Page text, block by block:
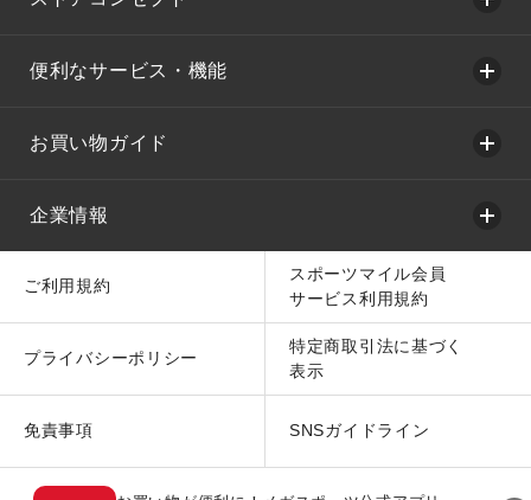
便利なサービス・機能
お買い物ガイド
企業情報
ご利用規約
スポーツマイル会員
サービス利用規約
プライバシーポリシー
特定商取引法に基づく
表示
免責事項 SNSガイドライン